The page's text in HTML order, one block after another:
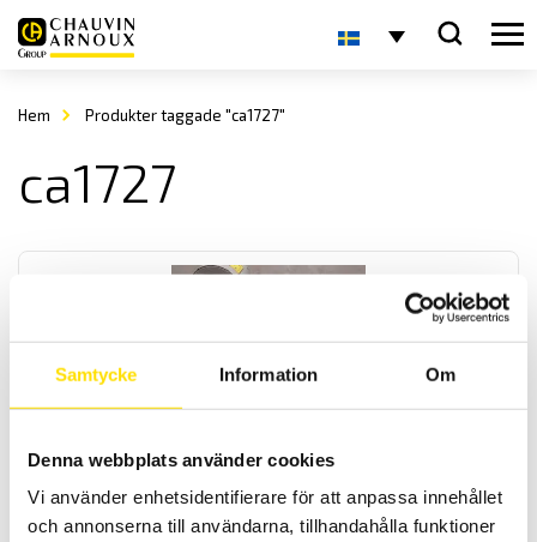
Samtycke Information Om
Denna webbplats använder cookies
Vi använder enhetsidentifierare för att anpassa innehållet
och annonserna till användarna, tillhandahålla funktioner
Hem Produkter taggade "ca1727"
ca1727
Dessa två varvtalsmätare är speciellt utvecklade för att mäta
rotationshastigheter på alla typer av roterande föremål som
rullband och annat, både beröringsfritt och med mekanisk kontakt
som extra tillbehör. En modell har minne och mjukvara för PC.